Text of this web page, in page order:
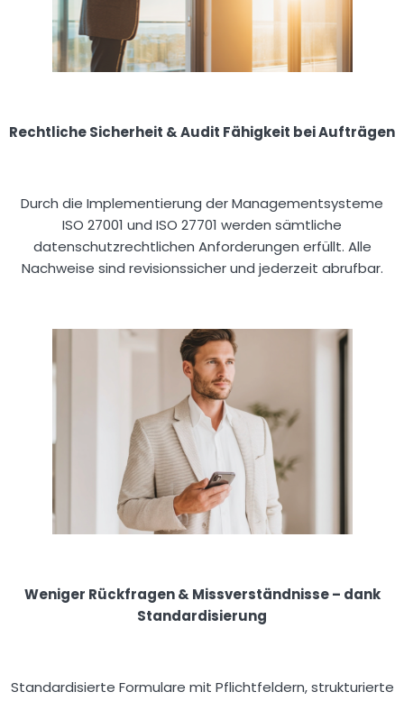
Rechtliche Sicherheit & Audit Fähigkeit bei Aufträgen
Durch die Implementierung der Managementsysteme
ISO 27001 und ISO 27701 werden sämtliche
datenschutzrechtlichen Anforderungen erfüllt. Alle
Nachweise sind revisionssicher und jederzeit abrufbar.
Weniger Rückfragen & Missverständnisse – dank
Standardisierung
Standardisierte Formulare mit Pflichtfeldern, strukturierte